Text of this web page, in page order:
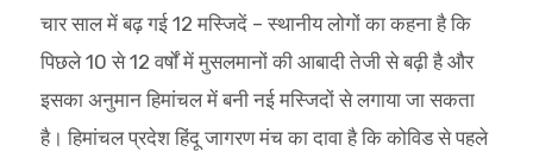
चार साल में बढ़ गई 12 मस्जिदें – स्थानीय लोगों का कहना है कि
पिछले 10 से 12 वर्षों में मुसलमानों की आबादी तेजी से बढ़ी है और
इसका अनुमान हिमांचल में बनी नई मस्जिदों से लगाया जा सकता
है। हिमांचल प्रदेश हिंदू जागरण मंच का दावा है कि कोविड से पहले